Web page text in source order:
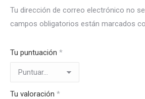
Tu dirección de correo electrónico no
campos obligatorios están marcados
Tu puntuación *
Tu valoración *